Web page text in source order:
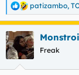
R
e
a
c
c
i
patizambo,
Freak